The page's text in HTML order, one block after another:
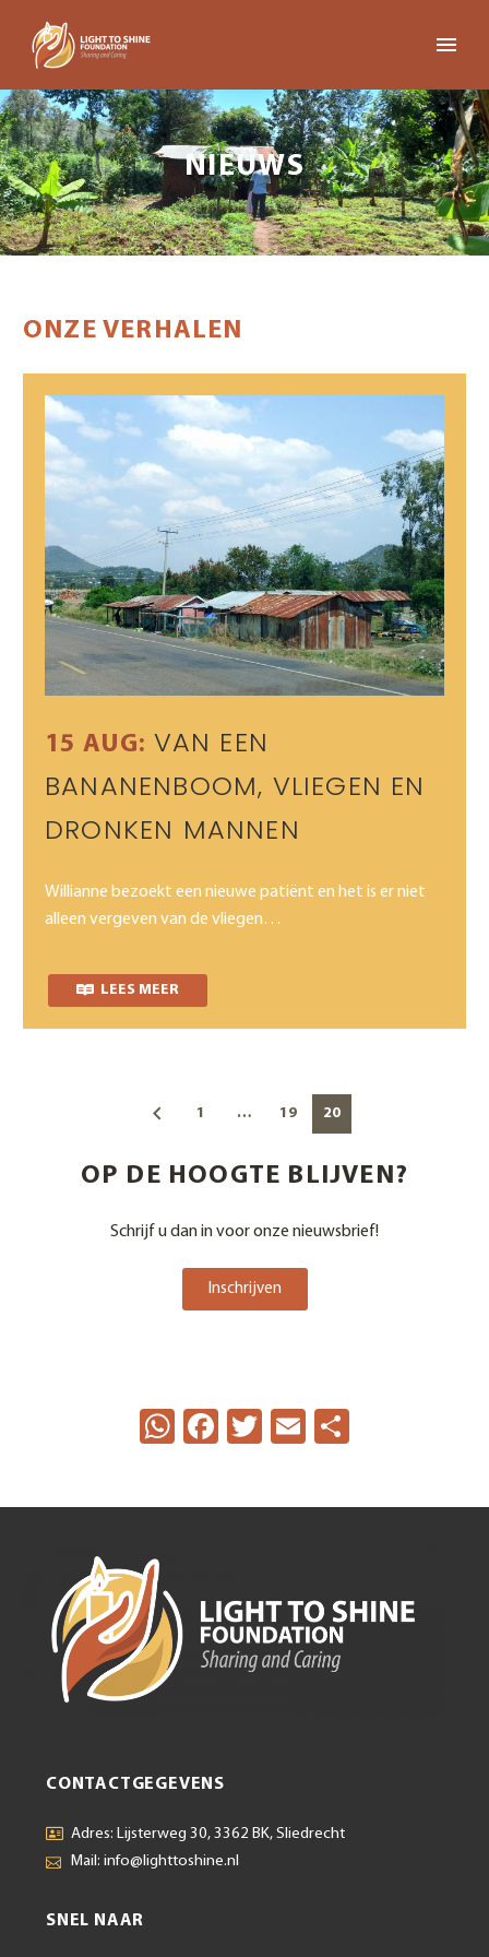
NIEUWS
ONZE VERHALEN
15 AUG: VAN EEN
BANANENBOOM, VLIEGEN EN
DRONKEN MANNEN
Willianne bezoekt een nieuwe patiënt en het is er niet
alleen vergeven van de vliegen…
LEES MEER
1 … 19 20
OP DE HOOGTE BLIJVEN?
Schrijf u dan in voor onze nieuwsbrief!
Inschrijven
WhatsApp
Facebook
Twitter
Email
CONTACTGEGEVENS
Adres: Lijsterweg 30, 3362 BK, Sliedrecht
Mail: info@lighttoshine.nl
SNEL NAAR